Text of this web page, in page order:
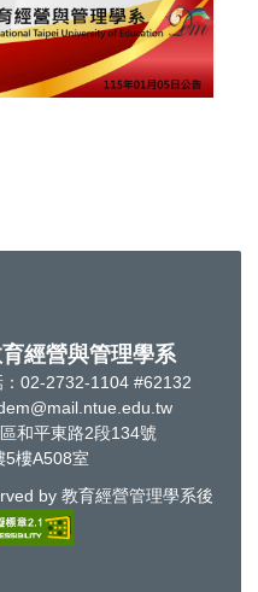
經營與管理學系
02-2732-1104 #62132
和平東路2段134號
5樓A508室
by 教育經營管理學系後